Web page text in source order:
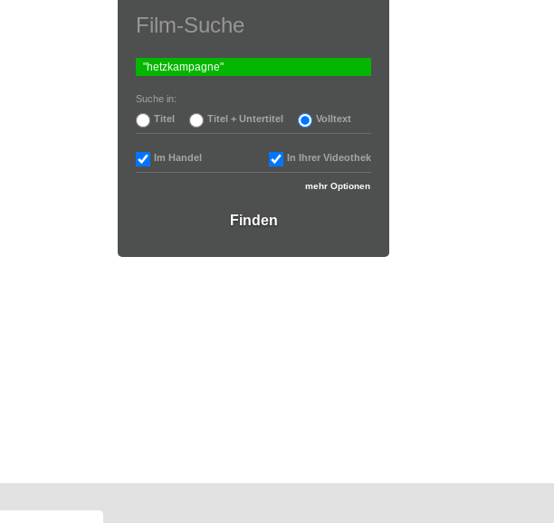
Film-Suche
Suche in:
Titel
Titel + Untertitel Volltext
Im Handel In Ihrer Videothek
mehr Optionen